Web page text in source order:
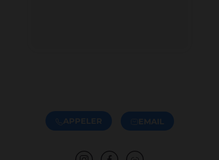
APPELER EMAIL